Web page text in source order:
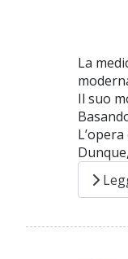
La
Il suo